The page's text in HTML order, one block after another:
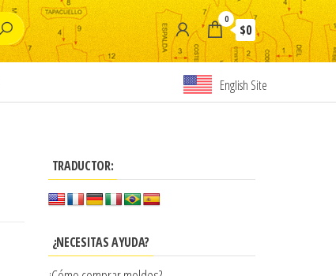
0
$0
English Site
TRADUCTOR:
¿NECESITAS AYUDA?